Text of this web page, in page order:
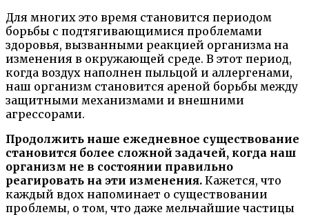
Для многих это время становится периодом
борьбы с подтягивающимися проблемами
здоровья, вызванными реакцией организма на
изменения в окружающей среде. В этот период,
когда воздух наполнен пыльцой и аллергенами,
наш организм становится ареной борьбы между
защитными механизмами и внешними
агрессорами.
Продолжить наше ежедневное существование
становится более сложной задачей, когда наш
организм не в состоянии правильно
реагировать на эти изменения. Кажется, что
каждый вдох напоминает о существовании
проблемы, о том, что даже мельчайшие частицы